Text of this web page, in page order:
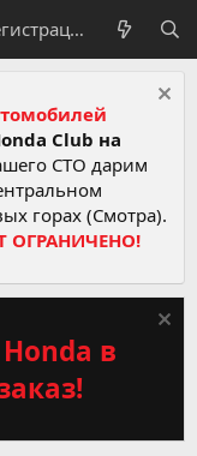
Регистрация
Club на
СТО дарим
горах (Смотра).
ОГРАНИЧЕНО!
в